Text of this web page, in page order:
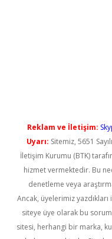
Reklam ve İletişim:
Uyarı: Sitemiz, 5651
İletişim Kurumu (BTK)
hizmet vermektedir. Bu
denetleme veya
Ancak, üyelerimiz
siteye üye olarak bu
sitesi, herhangi bir marka,